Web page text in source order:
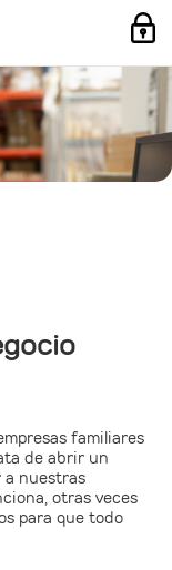
familiares
de abrir un
a nuestras
otras veces
para que todo